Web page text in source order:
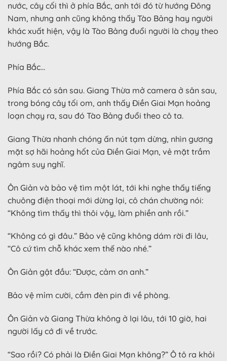
nước, cây cối thì ở phía Bắc, anh tới đó từ hướng Đông
Nam, nhưng anh cũng không thấy Tào Bảng hay người
khác xuất hiện, vậy là Tào Bảng đuổi người là chạy theo
hướng Bắc.
Phía Bắc…
Phía Bắc có sân sau. Giang Thừa mở camera ở sân sau,
trong bóng cây tối om, anh thấy Điền Giai Mạn hoảng
loạn chạy ra, sau đó Tào Bảng đuổi theo cô ta.
Giang Thừa nhanh chóng ấn nút tạm dừng, nhìn gương
mặt sợ hãi hoảng hốt của Điền Giai Mạn, vẻ mặt trầm
ngâm suy nghĩ.
Ôn Giản và bảo vệ tìm một lát, tới khi nghe thấy tiếng
chuông điện thoại mới dừng lại, cô chán chường nói:
“Không tìm thấy thì thôi vậy, làm phiền anh rồi.”
“Không có gì đâu.” Bảo vệ cũng không dám rời đi lâu,
“Cô cứ tìm chỗ khác xem thế nào nhé.”
Ôn Giản gật đầu: “Được, cảm ơn anh.”
Bảo vệ mỉm cười, cầm đèn pin đi về phòng.
Ôn Giản và Giang Thừa không ở lại lâu, tới 10 giờ, hai
người lấy cớ đi về trước.
“Sao rồi? Có phải là Điền Giai Mạn không?” Ô tô ra khỏi